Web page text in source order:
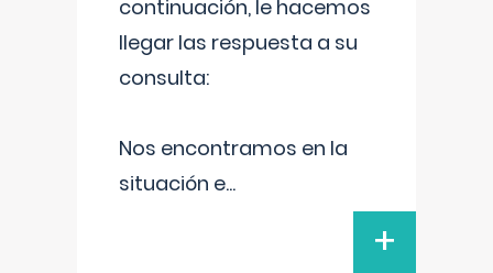
continuación, le hacemos
llegar las respuesta a su
consulta:
Nos encontramos en la
situación e...
+